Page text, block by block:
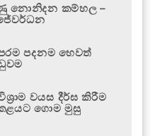
නොනිදන කම්හල –
පදනම හෙවත්
වයස දීර්ඝ කිරීම
ගොම මුසු